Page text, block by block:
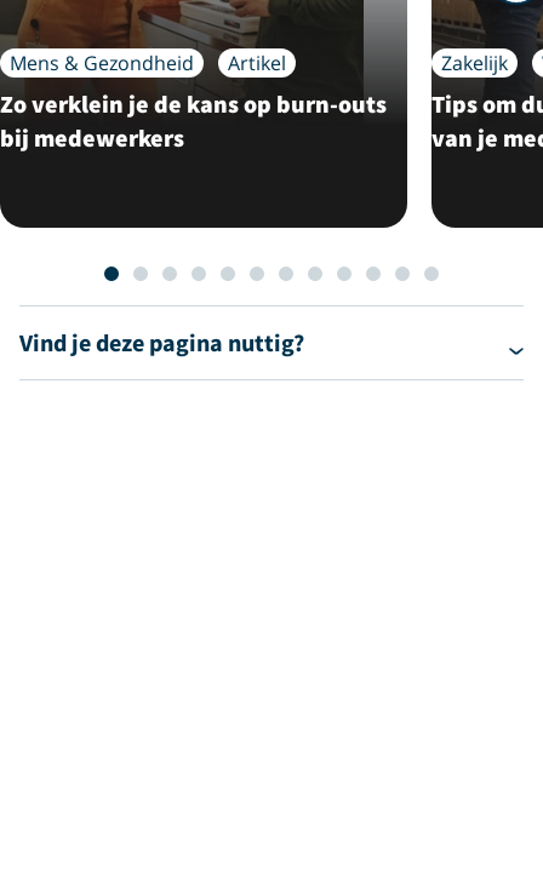
Mens & Gezondheid Artikel
Zo verklein je de kans op burn-outs
bij medewerkers
Zakelijk
Tips om
van je
Vind je deze pagina nuttig?